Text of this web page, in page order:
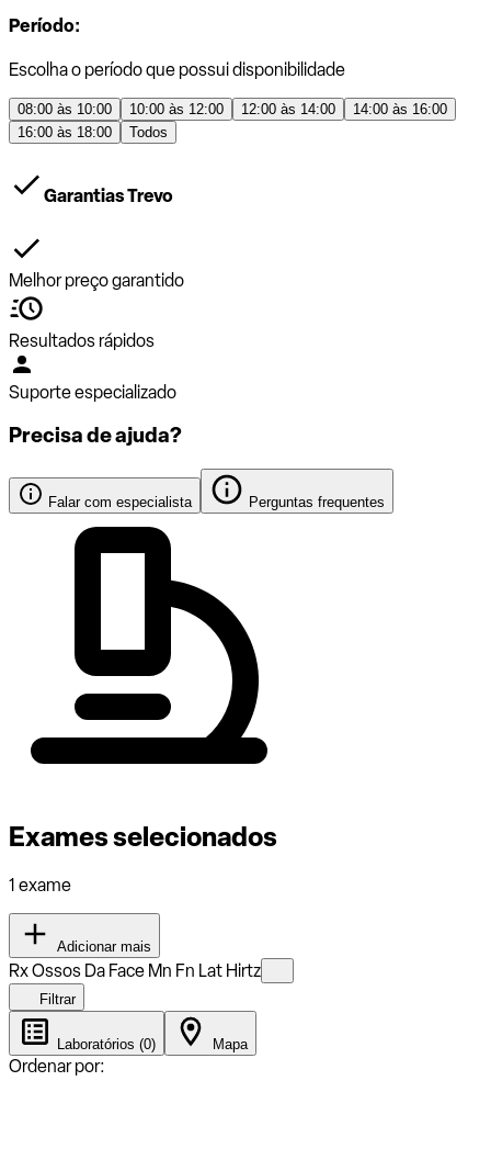
Período:
Escolha o período que possui disponibilidade
08:00 às 10:00 10:00 às 12:00 12:00 às 14:00
14:00 às 16:00
16:00 às 18:00
Todos
Garantias Trevo
Melhor preço garantido
Resultados rápidos
Suporte especializado
Precisa de ajuda?
Falar com especialista Perguntas frequentes
Exames selecionados
1 exame
Adicionar mais
Rx Ossos Da Face Mn Fn Lat Hirtz
Filtrar
Laboratórios (0) Mapa
Ordenar por: